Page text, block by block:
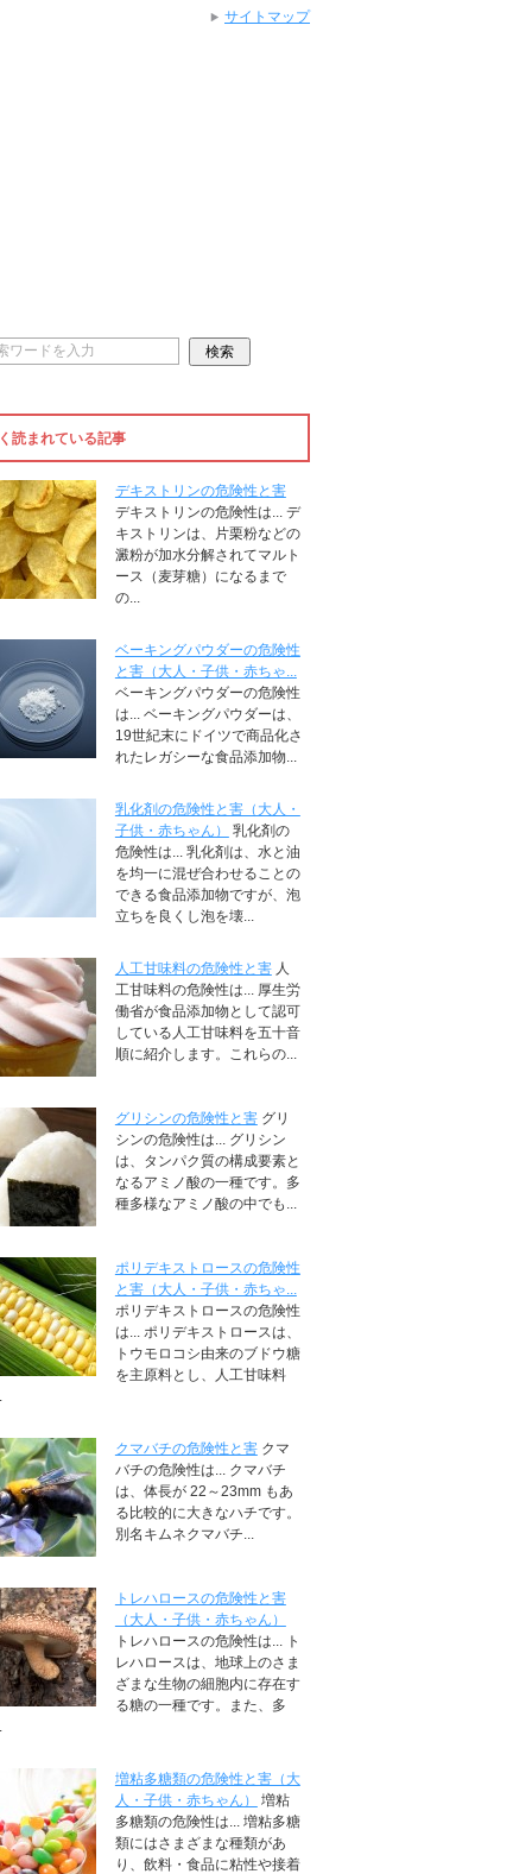
読まれている記事
デキストリンの危険性と害
デキストリンの危険性は... デ
キストリンは、片栗粉などの
澱粉が加水分解されてマルト
ース（麦芽糖）になるまで
の...
ベーキングパウダーの危険性
と害（大人・子供・赤ちゃ...
ベーキングパウダーの危険性
は... ベーキングパウダーは、
19世紀末にドイツで商品化さ
れたレガシーな食品添加物...
乳化剤の危険性と害（大人・
子供・赤ちゃん）
乳化剤の
危険性は... 乳化剤は、水と油
を均一に混ぜ合わせることの
できる食品添加物ですが、泡
立ちを良くし泡を壊...
人工甘味料の危険性と害 人
工甘味料の危険性は... 厚生労
働省が食品添加物として認可
している人工甘味料を五十音
順に紹介します。これらの...
グリシンの危険性と害 グリ
シンの危険性は... グリシン
は、タンパク質の構成要素と
なるアミノ酸の一種です。多
種多様なアミノ酸の中でも...
ポリデキストロースの危険性
と害（大人・子供・赤ちゃ...
ポリデキストロースの危険性
は... ポリデキストロースは、
トウモロコシ由来のブドウ糖
を主原料とし、人工甘味料
クマバチの危険性と害 クマ
バチの危険性は... クマバチ
は、体長が 22～23mm もあ
る比較的に大きなハチです。
別名キムネクマバチ...
トレハロースの危険性と害
（大人・子供・赤ちゃん）
トレハロースの危険性は... ト
レハロースは、地球上のさま
ざまな生物の細胞内に存在す
る糖の一種です。また、多
増粘多糖類の危険性と害（大
人・子供・赤ちゃん）
増粘
多糖類の危険性は... 増粘多糖
類にはさまざまな種類があ
り、飲料・食品に粘性や接着
サイトマップ